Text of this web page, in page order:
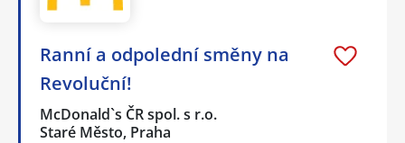
Ranní a odpolední směny na
Revoluční!
McDonald`s ČR spol. s r.o.
Staré Město, Praha